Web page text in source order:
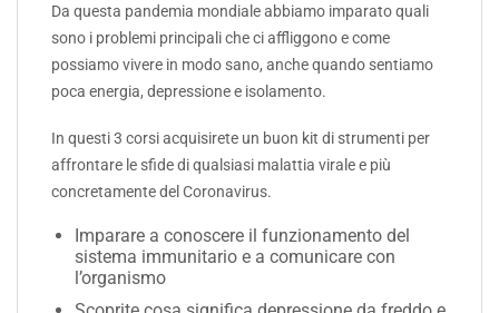
Da questa pandemia mondiale abbiamo imparato quali
sono i problemi principali che ci affliggono e come
possiamo vivere in modo sano, anche quando sentiamo
poca energia, depressione e isolamento.
In questi 3 corsi acquisirete un buon kit di strumenti per
affrontare le sfide di qualsiasi malattia virale e più
concretamente del Coronavirus.
Imparare a conoscere il funzionamento del
sistema immunitario e a comunicare con
l’organismo